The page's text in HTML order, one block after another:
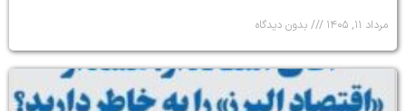
مرداد ۱۱, ۱۴۰۵ بدون دیدگاه